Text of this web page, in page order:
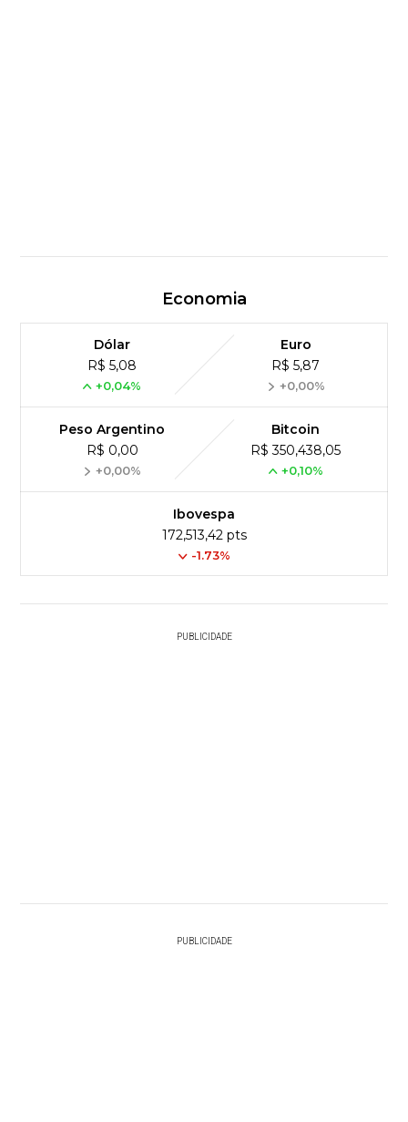
Economia
Dólar
R$ 5,08
+0,04%
Euro
R$ 5,87
+0,00%
Peso Argentino
R$ 0,00
+0,00%
Bitcoin
R$ 350,438,05
+0,10%
Ibovespa
172,513,42 pts
-1.73%
PUBLICIDADE
PUBLICIDADE